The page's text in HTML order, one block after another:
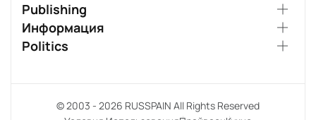
Publishing
Информация
Politics
© 2003 - 2026 RUSSPAIN All Rights Reserved